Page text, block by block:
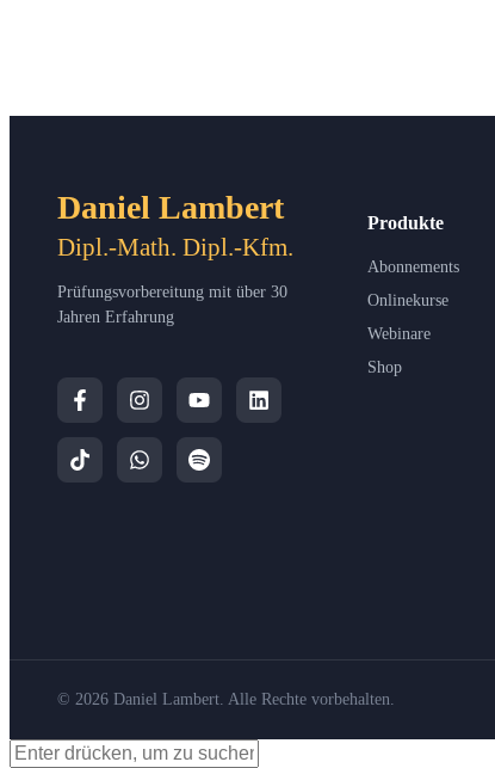
Daniel Lambert
Dipl.-Math. Dipl.-Kfm.
Prüfungsvorbereitung mit über 30
Jahren Erfahrung
Produkte
Abonnements
Onlinekurse
Webinare
Shop
© 2026 Daniel Lambert. Alle Rechte vorbehalten.